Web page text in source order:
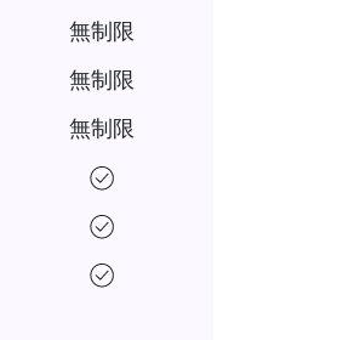
無制限
無制限
無制限